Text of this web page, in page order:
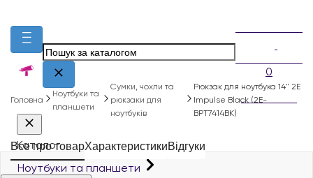
0
Каталог
Ноутбуки та планшети
Головна
Ноутбуки та
планшети
Сумки, чохли та
рюкзаки для
ноутбуків
Рюкзак для ноутбука 14" 2E
Impulse Black (2E-
BPT7414BK)
Все про товарХарактеристикиВідгуки